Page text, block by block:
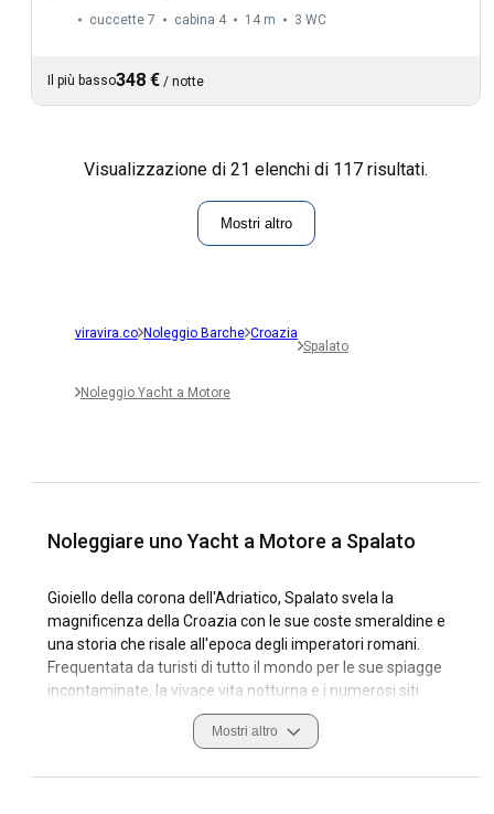
cuccette 7 cabina 4 14 m 3 WC
Il più basso348 € / notte
Visualizzazione di 21 elenchi di 117 risultati.
Mostri altro
viravira.co Noleggio Barche Croazia
Spalato
Noleggio Yacht a Motore
Noleggiare uno Yacht a Motore a Spalato
Gioiello della corona dell'Adriatico, Spalato svela la
magnificenza della Croazia con le sue coste smeraldine e
una storia che risale all'epoca degli imperatori romani.
Frequentata da turisti di tutto il mondo per le sue spiagge
incontaminate, la vivace vita notturna e i numerosi siti
storici, si presenta anche come una posizione formidabile
per il noleggio di yacht. Noleggia uno yacht a motore a
di isole, baie turchesi e porti turistici animati. Colossali
Mostri altro